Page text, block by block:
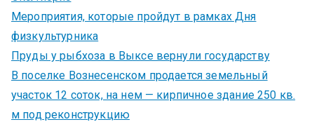
Мероприятия, которые пройдут в рамках Дня
физкультурника
Пруды у рыбхоза в Выксе вернули государству
В поселке Вознесенском продается земельный
участок 12 соток, на нем — кирпичное здание 250 кв.
м под реконструкцию